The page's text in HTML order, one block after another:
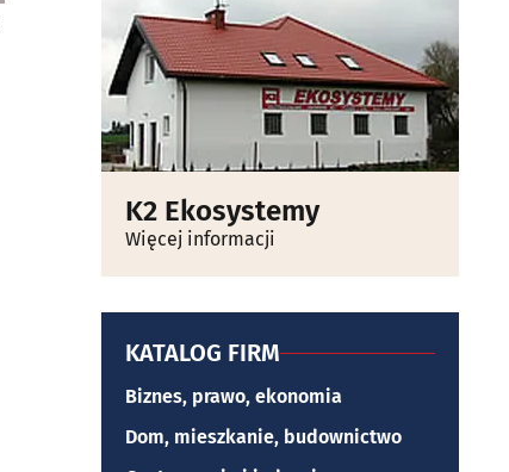
K2 Ekosystemy
Więcej informacji
KATALOG FIRM
Biznes, prawo, ekonomia
Dom, mieszkanie, budownictwo